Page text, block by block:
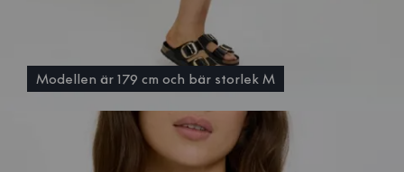
Modellen är 179 cm och bär storlek M